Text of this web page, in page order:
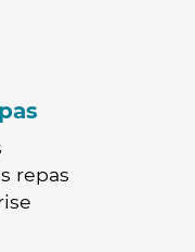
repas